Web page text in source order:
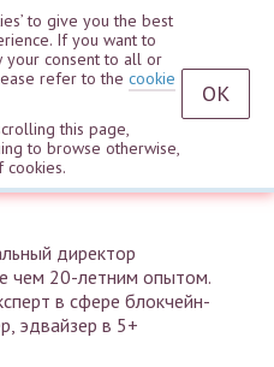
директор
чем 20-летним опытом.
в сфере блокчейн-
эдвайзер в 5+
to give you the best
If you want to
your consent to all or
refer to the cookie
this page,
to browse otherwise,
OK